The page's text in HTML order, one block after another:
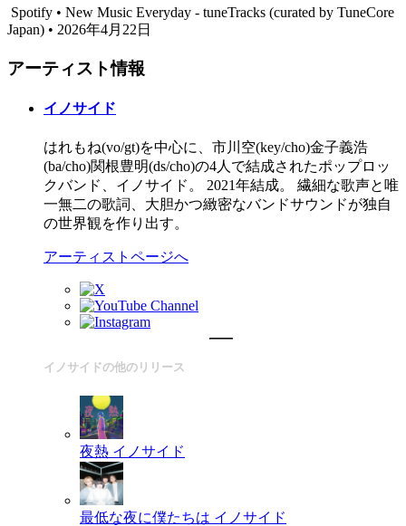
Spotify • New Music Everyday - tuneTracks (curated by TuneCore
Japan) • 2026年4月22日
アーティスト情報
イノサイド
はれもね(vo/gt)を中心に、市川空(key/cho)金子義浩
(ba/cho)関根豊明(ds/cho)の4人で結成されたポップロッ
クバンド、イノサイド。 2021年結成。 繊細な歌声と唯
一無二の歌詞、大胆かつ緻密なバンドサウンドが独自
の世界観を作り出す。
アーティストページへ
イノサイドの他のリリース
夜熱 イノサイド
最低な夜に僕たちは イノサイド